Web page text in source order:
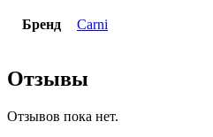
Бренд Carni
Отзывы
Отзывов пока нет.